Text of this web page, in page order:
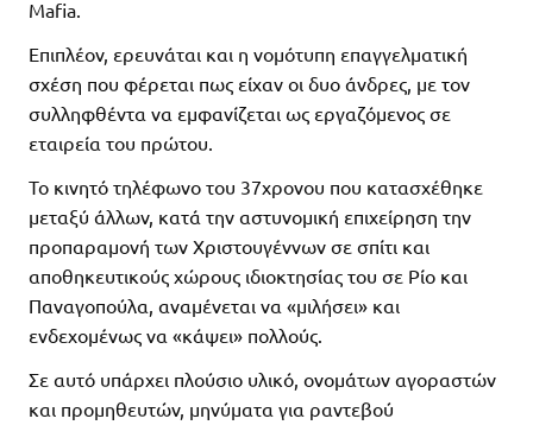
Mafia.
Επιπλέον, ερευνάται και η νομότυπη επαγγελματική
σχέση που φέρεται πως είχαν οι δυο άνδρες, με τον
συλληφθέντα να εμφανίζεται ως εργαζόμενος σε
εταιρεία του πρώτου.
Το κινητό τηλέφωνο του 37χρονου που κατασχέθηκε
μεταξύ άλλων, κατά την αστυνομική επιχείρηση την
προπαραμονή των Χριστουγέννων σε σπίτι και
αποθηκευτικούς χώρους ιδιοκτησίας του σε Ρίο και
Παναγοπούλα, αναμένεται να «μιλήσει» και
ενδεχομένως να «κάψει» πολλούς.
Σε αυτό υπάρχει πλούσιο υλικό, ονομάτων αγοραστών
και προμηθευτών, μηνύματα για ραντεβού